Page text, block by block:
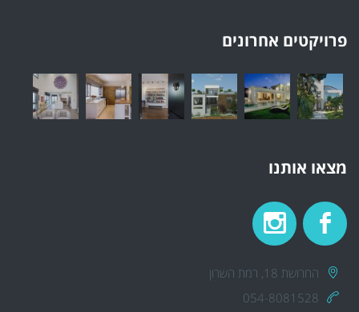
פרויקטים אחרונים
מצאו אותנו
החרושת 18, רמת השרון
054-8081528